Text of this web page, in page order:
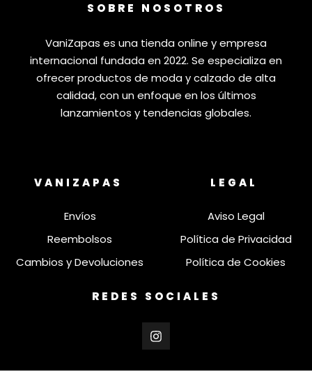
SOBRE NOSOTROS
VaniZapas es una tienda online y empresa
internacional fundada en 2022. Se especializa en
ofrecer productos de moda y calzado de alta
calidad, con un enfoque en los últimos
lanzamientos y tendencias globales.
VANIZAPAS
Envíos
Reembolsos
Cambios y Devoluciones
LEGAL
Aviso Legal
Política de Privacidad
Política de Cookies
REDES SOCIALES